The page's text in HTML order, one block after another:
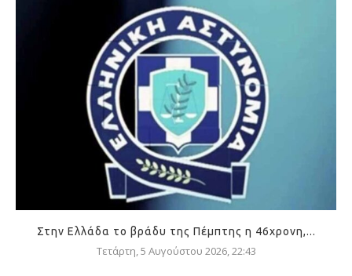
Στην Ελλάδα το βράδυ της Πέμπτης η 46χρονη,...
Τετάρτη, 5 Αυγούστου 2026, 22:43